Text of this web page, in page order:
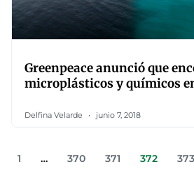
Greenpeace anunció que
microplásticos y químicos
Delfina Velarde junio 7, 2018
1 … 370 371 372 373